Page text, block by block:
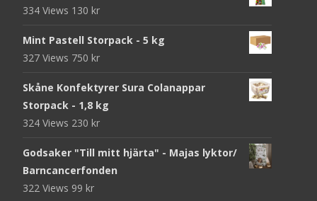
334 Views 130 kr
Mint Pastell Storpack - 5 kg
327 Views 750 kr
Skåne Konfektyrer Sura Colanappar
Storpack - 1,8 kg
324 Views 230 kr
Godsaker "Till mitt hjärta" - Majas lyktor/
Barncancerfonden
322 Views 99 kr